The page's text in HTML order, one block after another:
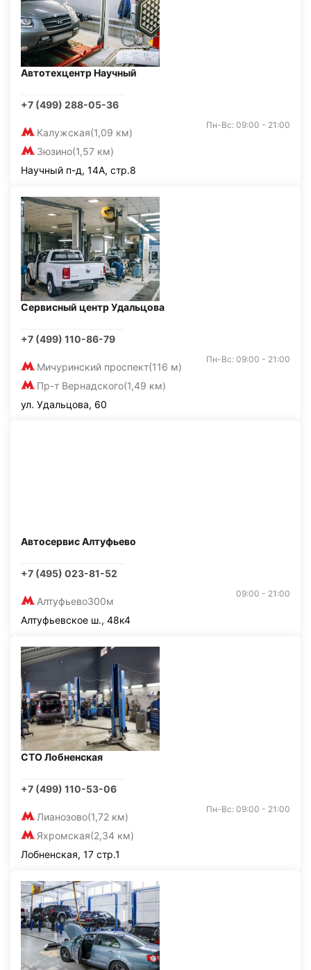
Автотехцентр Научный
+7 (499) 288-05-36
Калужская(1,09 км)
Зюзино(1,57 км)
Пн-Вс: 09:00 - 21:00
Научный п-д, 14А, стр.8
Сервисный центр Удальцова
+7 (499) 110-86-79
Мичуринский проспект(116 м)
Пр-т Вернадского(1,49 км)
Пн-Вс: 09:00 - 21:00
ул. Удальцова, 60
Автосервис Алтуфьево
+7 (495) 023-81-52
Алтуфьево300м
09:00 - 21:00
Алтуфьевское ш., 48к4
СТО Лобненская
+7 (499) 110-53-06
Лианозово(1,72 км)
Яхромская(2,34 км)
Пн-Вс: 09:00 - 21:00
Лобненская, 17 стр.1